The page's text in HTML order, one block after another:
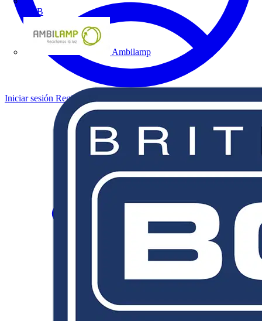
ABB
Ambilamp
Iniciar sesión Registrarse